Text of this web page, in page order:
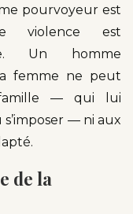
pourvoyeur est
violence est
Un homme
femme ne peut
— qui lui
— ni aux
de la